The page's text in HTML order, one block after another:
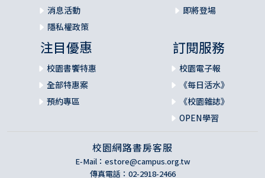
消息活動
隱私權政策
即將登場
注目優惠
校園書饗特惠
全部特惠案
預約專區
訂閱服務
校園電子報
《每日活水》
《校園雜誌》
OPEN學習
校園網路書房客服
E-Mail： estore@campus.org.tw
傳真電話：02-2918-2466